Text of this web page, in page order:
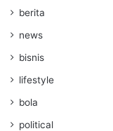
berita
news
bisnis
lifestyle
bola
political